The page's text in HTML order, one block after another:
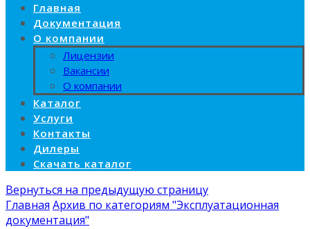
Главная
Документация
О компании
Лицензии
Вакансии
О компании
Каталог
Услуги
Контакты
Дилеры
Скачать каталог
Вернуться на предыдущую страницу
Главная Архив по категориям "Эксплуатационная
документация"